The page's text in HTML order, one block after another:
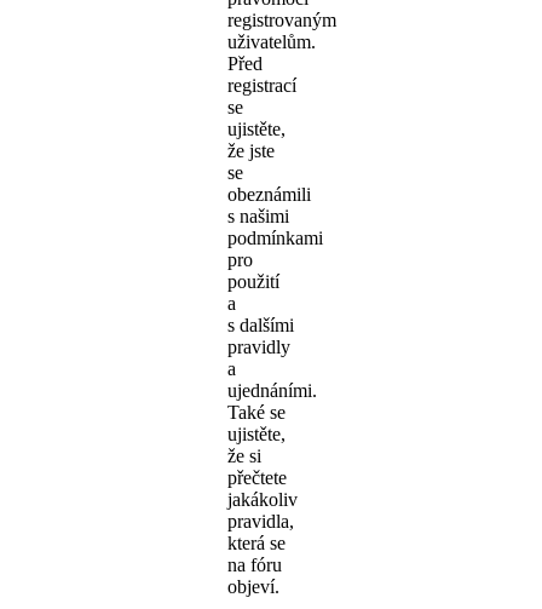
registrovaným
uživatelům.
Před
registrací
se
ujistěte,
že jste
se
obeznámili
s našimi
podmínkami
pro
použití
a
s dalšími
pravidly
a
ujednáními.
Také se
ujistěte,
že si
přečtete
jakákoliv
pravidla,
která se
na fóru
objeví.